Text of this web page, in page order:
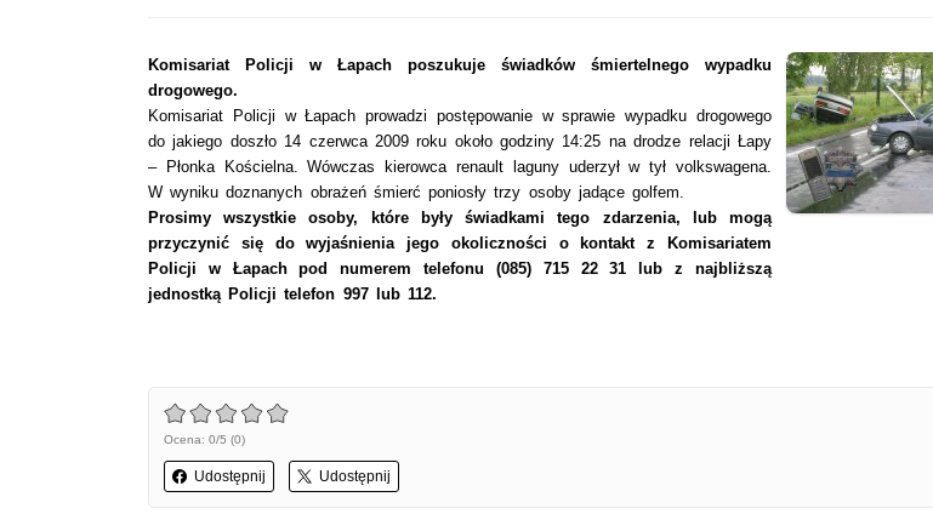
Komisariat Policji w Łapach poszukuje świadków śmiertelnego wypadku
drogowego.
Komisariat Policji w Łapach prowadzi postępowanie w sprawie wypadku drogowego
do jakiego doszło 14 czerwca 2009 roku około godziny 14:25 na drodze relacji Łapy
– Płonka Kościelna. Wówczas kierowca renault laguny uderzył w tył volkswagena.
W wyniku doznanych obrażeń śmierć poniosły trzy osoby jadące golfem.
Prosimy wszystkie osoby, które były świadkami tego zdarzenia, lub mogą
przyczynić się do wyjaśnienia jego okoliczności o kontakt z Komisariatem
Policji w Łapach pod numerem telefonu (085) 715 22 31 lub z najbliższą
jednostką Policji telefon 997 lub 112.
Ocena: 0/5 (0)
Udostępnij Udostępnij